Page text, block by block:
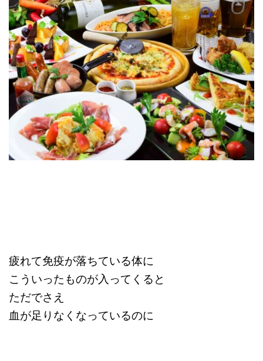
疲れて免疫が落ちている体に
こういったものが入ってくると
ただでさえ
血が足りなくなっているのに